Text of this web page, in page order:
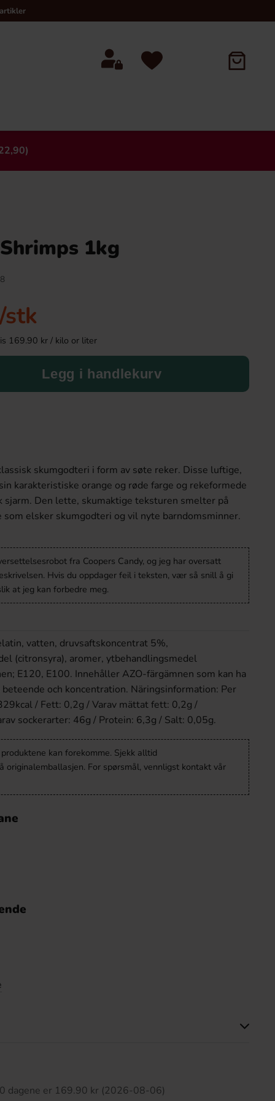
Ny!
36.90 kr
Köp
46.90
Köp
1kg
/stk
169.90 kr / kilo or liter
Legg i handlekurv
skumgodteri i form av søte reker. Disse luftige,
karakteristiske orange og røde farge og rekeformede
sjarm. Den lette, skumaktige teksturen smelter på
elsker skumgodteri og vil nyte barndomsminner.
fra Coopers Candy, og jeg har oversatt
Hvis du oppdager feil i teksten, vær så snill å gi
at jeg kan forbedre meg.
vatten, druvsaftskoncentrat 5%,
(citronsyra), aromer, ytbehandlingsmedel
E120, E100. Innehåller AZO-färgämnen som kan ha
och koncentration. Näringsinformation: Per
/ Fett: 0,2g / Varav mättat fett: 0,2g /
sockerarter: 46g / Protein: 6,3g / Salt: 0,05g.
kan forekomme. Sjekk alltid
originalemballasjen. For spørsmål, vennligst kontakt vår
dagene er 169.90 kr (2026-08-06)